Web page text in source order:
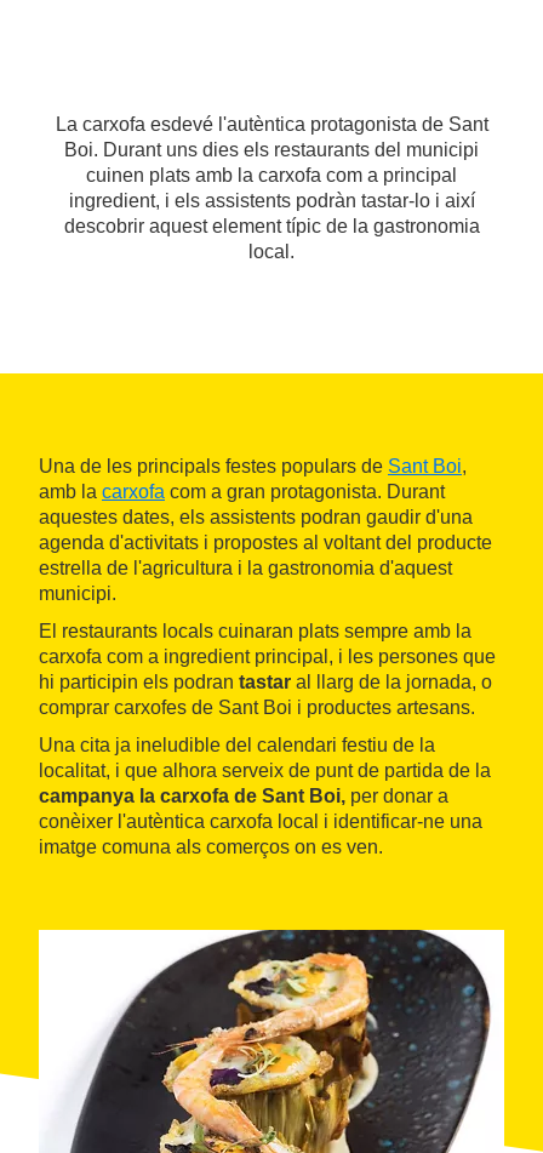
La carxofa esdevé l'autèntica protagonista de Sant
Boi. Durant uns dies els restaurants del municipi
cuinen plats amb la carxofa com a principal
ingredient, i els assistents podràn tastar-lo i així
descobrir aquest element típic de la gastronomia
local.
Una de les principals festes populars de Sant Boi,
amb la carxofa com a gran protagonista. Durant
aquestes dates, els assistents podran gaudir d'una
agenda d'activitats i propostes al voltant del producte
estrella de l'agricultura i la gastronomia d'aquest
municipi.
El restaurants locals cuinaran plats sempre amb la
carxofa com a ingredient principal, i les persones que
hi participin els podran tastar al llarg de la jornada, o
comprar carxofes de Sant Boi i productes artesans.
Una cita ja ineludible del calendari festiu de la
localitat, i que alhora serveix de punt de partida de la
campanya la carxofa de Sant Boi, per donar a
conèixer l'autèntica carxofa local i identificar-ne una
imatge comuna als comerços on es ven.